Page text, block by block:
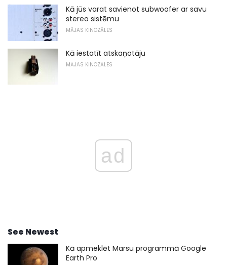
Kā jūs varat savienot subwoofer ar savu
stereo sistēmu
MĀJAS KINOZĀLES
Kā iestatīt atskaņotāju
MĀJAS KINOZĀLES
ad
See Newest
Kā apmeklēt Marsu programmā Google
Earth Pro